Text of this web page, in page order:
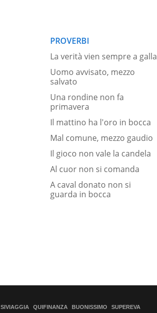
PROVERBI
La verità vien sempre a galla
Uomo avvisato, mezzo
salvato
Una rondine non fa
primavera
Il mattino ha l'oro in bocca
Mal comune, mezzo gaudio
Il gioco non vale la candela
Al cuor non si comanda
A caval donato non si
guarda in bocca
SIVIAGGIA QUIFINANZA BUONISSIMO SUPEREVA